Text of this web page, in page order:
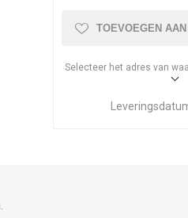
TOEVOEGEN
Selecteer het adres van